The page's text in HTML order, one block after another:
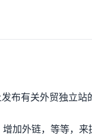
布有关外贸独立站
加外链，等等，